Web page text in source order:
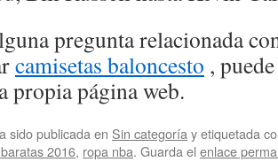
pregunta relacionada
camisetas baloncesto ,
propia página web.
sido publicada en Sin categoría y etiquetada
2016, ropa nba. Guarda el enlace